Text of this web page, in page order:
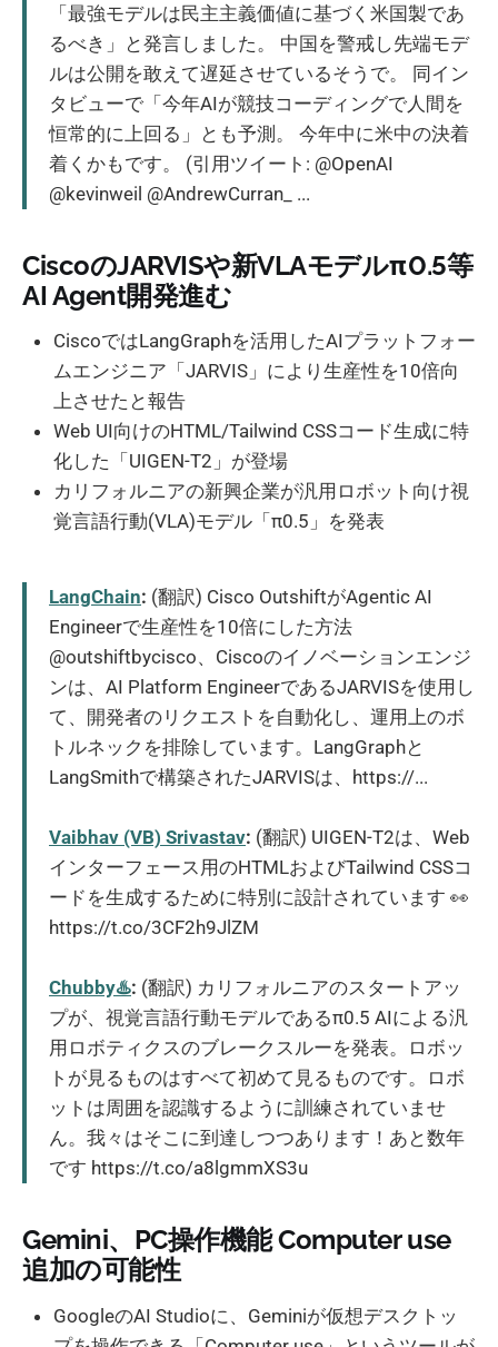
「最強モデルは民主主義価値に基づく米国製であ
るべき」と発言しました。 中国を警戒し先端モデ
ルは公開を敢えて遅延させているそうで。 同イン
タビューで「今年AIが競技コーディングで人間を
恒常的に上回る」とも予測。 今年中に米中の決着
着くかもです。 (引用ツイート: @OpenAI
@kevinweil @AndrewCurran_ ...
CiscoのJARVISや新VLAモデルπ0.5等
AI Agent開発進む
CiscoではLangGraphを活用したAIプラットフォー
ムエンジニア「JARVIS」により生産性を10倍向
上させたと報告
Web UI向けのHTML/Tailwind CSSコード生成に特
化した「UIGEN-T2」が登場
カリフォルニアの新興企業が汎用ロボット向け視
覚言語行動(VLA)モデル「π0.5」を発表
LangChain: (翻訳) Cisco OutshiftがAgentic AI
Engineerで生産性を10倍にした方法
@outshiftbycisco、Ciscoのイノベーションエンジ
ンは、AI Platform EngineerであるJARVISを使用し
て、開発者のリクエストを自動化し、運用上のボ
トルネックを排除しています。LangGraphと
LangSmithで構築されたJARVISは、https://...
Vaibhav (VB) Srivastav: (翻訳) UIGEN-T2は、Web
インターフェース用のHTMLおよびTailwind CSSコ
ードを生成するために特別に設計されています 👀
https://t.co/3CF2h9JlZM
Chubby♨️: (翻訳) カリフォルニアのスタートアッ
プが、視覚言語行動モデルであるπ0.5 AIによる汎
用ロボティクスのブレークスルーを発表。ロボッ
トが見るものはすべて初めて見るものです。ロボ
ットは周囲を認識するように訓練されていませ
ん。我々はそこに到達しつつあります！あと数年
です https://t.co/a8lgmmXS3u
Gemini、PC操作機能 Computer use
追加の可能性
GoogleのAI Studioに、Geminiが仮想デスクトッ